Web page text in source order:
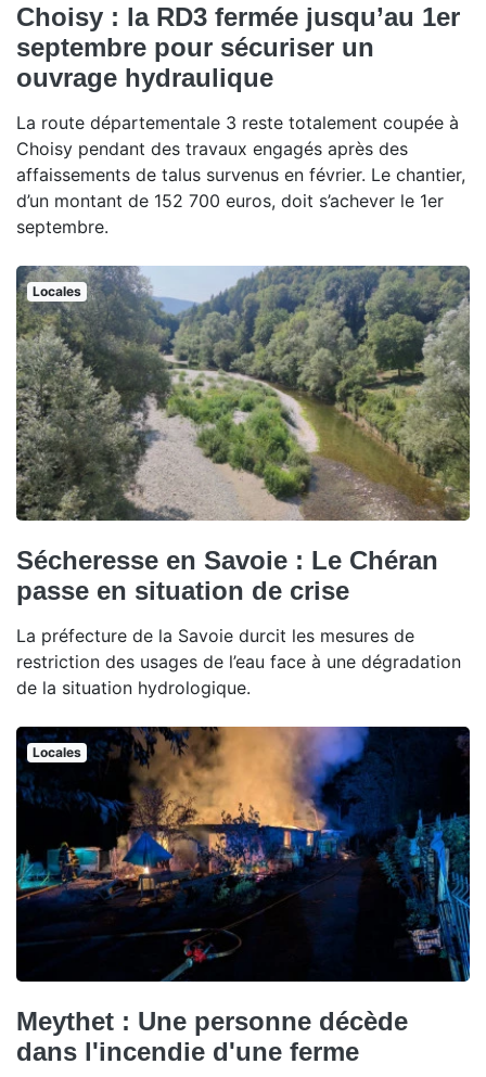
Choisy : la RD3 fermée jusqu’au 1er
septembre pour sécuriser un
ouvrage hydraulique
La route départementale 3 reste totalement coupée à
Choisy pendant des travaux engagés après des
affaissements de talus survenus en février. Le chantier,
d’un montant de 152 700 euros, doit s’achever le 1er
septembre.
Locales
Sécheresse en Savoie : Le Chéran
passe en situation de crise
La préfecture de la Savoie durcit les mesures de
restriction des usages de l’eau face à une dégradation
de la situation hydrologique.
Locales
Meythet : Une personne décède
dans l'incendie d'une ferme